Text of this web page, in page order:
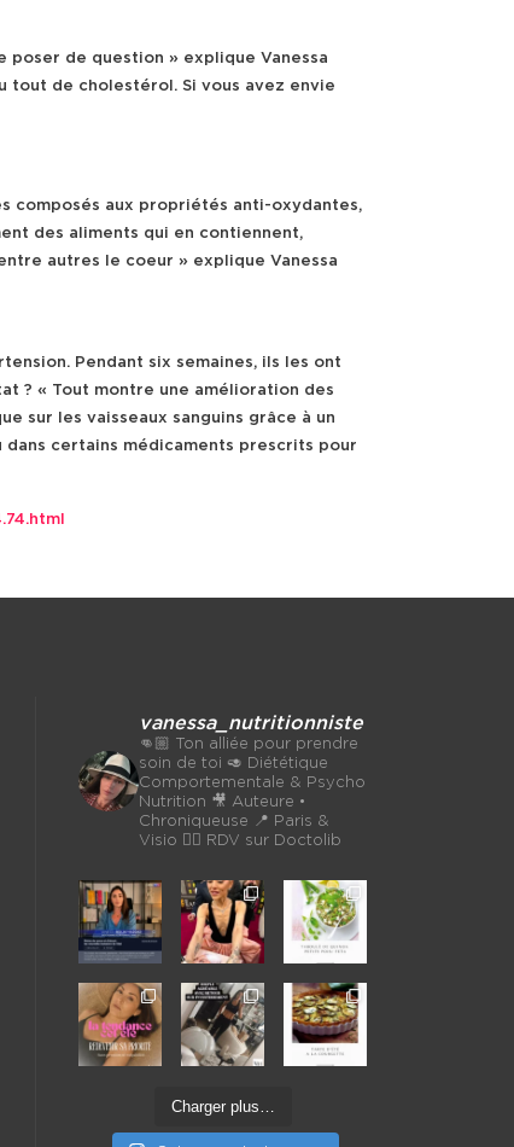
de question » explique Vanessa
tout de cholestérol. Si vous avez envie
composés aux propriétés anti-oxydantes,
des aliments qui en contiennent,
autres le coeur » explique Vanessa
Pendant six semaines, ils les ont
? « Tout montre une amélioration des
sur les vaisseaux sanguins grâce à un
dans certains médicaments prescrits pour
vanessa_nutritionniste
👊🏼 Ton alliée pour prendre
soin de toi 🥑 Diététique
Comportementale & Psycho
Nutrition 🎥 Auteure •
Chroniqueuse 📍 Paris &
Visio 👉🏼 RDV sur Doctolib
Charger plus…